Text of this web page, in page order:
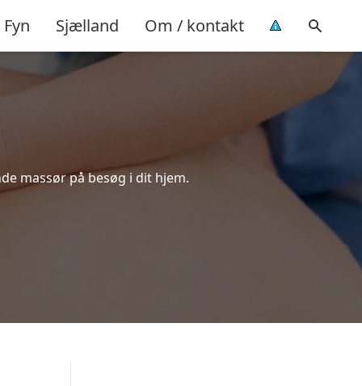
Fyn Sjælland Om / kontakt
massør på besøg i dit hjem.